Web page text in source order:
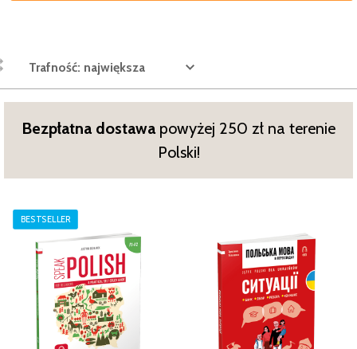
Trafność: największa
Bezpłatna dostawapowyżej 250 zł na terenie
Polski!
BESTSELLER